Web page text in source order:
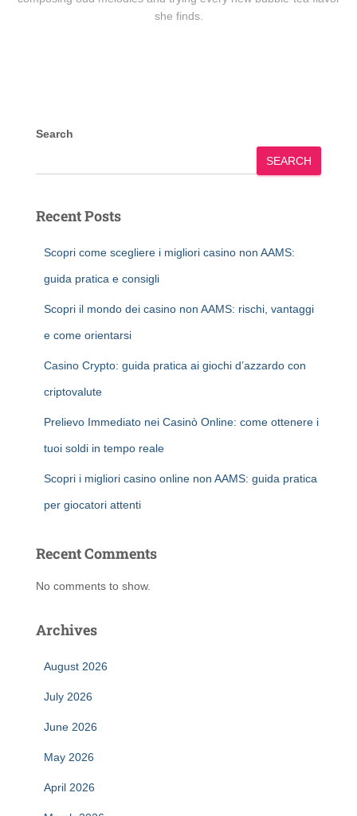
she finds.
Search
SEARCH
Recent Posts
Scopri come scegliere i migliori casino non AAMS:
guida pratica e consigli
Scopri il mondo dei casino non AAMS: rischi, vantaggi
e come orientarsi
Casino Crypto: guida pratica ai giochi d’azzardo con
criptovalute
Prelievo Immediato nei Casinò Online: come ottenere i
tuoi soldi in tempo reale
Scopri i migliori casino online non AAMS: guida pratica
per giocatori attenti
Recent Comments
No comments to show.
Archives
August 2026
July 2026
June 2026
May 2026
April 2026